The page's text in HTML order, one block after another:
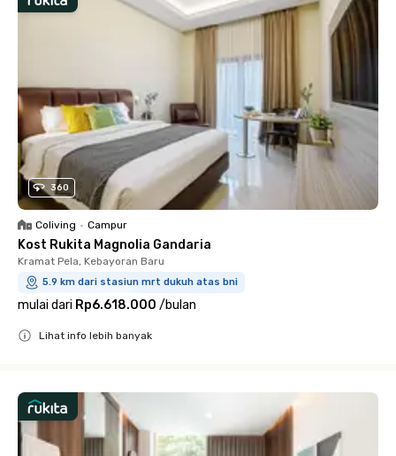
360
Coliving • Campur
Kost Rukita Magnolia Gandaria
Kramat Pela, Kebayoran Baru
5.9 km dari stasiun mrt dukuh atas bni
mulai dari Rp6.618.000 /bulan
Lihat info lebih banyak